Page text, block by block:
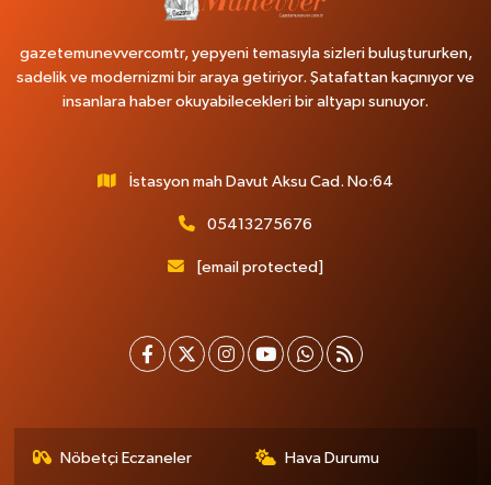
gazetemunevvercomtr, yepyeni temasıyla sizleri buluştururken,
sadelik ve modernizmi bir araya getiriyor. Şatafattan kaçınıyor ve
insanlara haber okuyabilecekleri bir altyapı sunuyor.
İstasyon mah Davut Aksu Cad. No:64
05413275676
[email protected]
Nöbetçi Eczaneler Hava Durumu